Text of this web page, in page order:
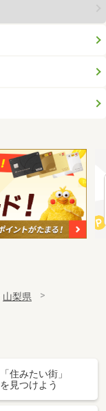
山梨県
「住みたい街」
を見つけよう